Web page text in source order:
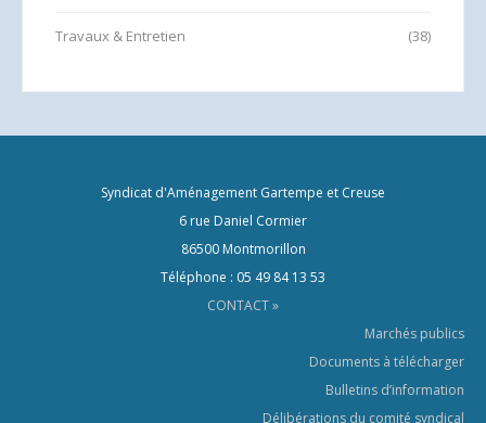
Travaux & Entretien (38)
Syndicat d'Aménagement Gartempe et Creuse
6 rue Daniel Cormier
86500 Montmorillon
Téléphone : 05 49 84 13 53
CONTACT »
Marchés publics
Documents à télécharger
Bulletins d’information
Délibérations du comité syndical